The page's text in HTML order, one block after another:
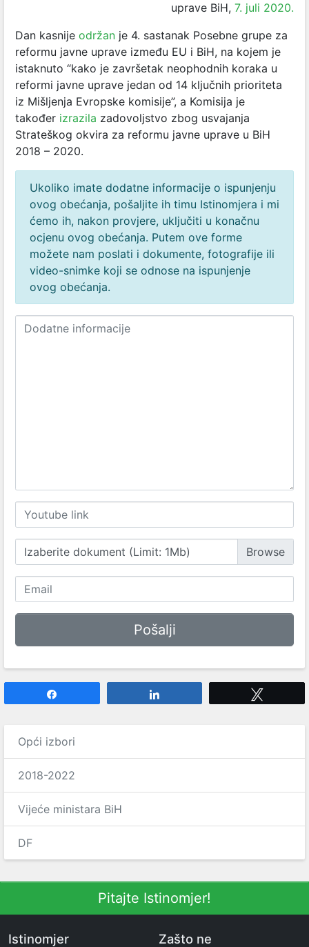
uprave BiH, 7. juli 2020.
Dan kasnije održan je 4. sastanak Posebne grupe za
reformu javne uprave između EU i BiH, na kojem je
istaknuto “kako je završetak neophodnih koraka u
reformi javne uprave jedan od 14 ključnih prioriteta
iz Mišljenja Evropske komisije”, a Komisija je
također izrazila zadovoljstvo zbog usvajanja
Strateškog okvira za reformu javne uprave u BiH
2018 – 2020.
Ukoliko imate dodatne informacije o ispunjenju
ovog obećanja, pošaljite ih timu Istinomjera i mi
ćemo ih, nakon provjere, uključiti u konačnu
ocjenu ovog obećanja. Putem ove forme
možete nam poslati i dokumente, fotografije ili
video-snimke koji se odnose na ispunjenje
ovog obećanja.
Izaberite dokument (Limit: 1Mb)
Opći izbori
2018-2022
Vijeće ministara BiH
DF
Pitajte Istinomjer!
Istinomjer Zašto ne